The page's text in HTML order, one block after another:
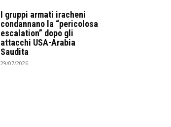
I gruppi armati iracheni
condannano la “pericolosa
escalation” dopo gli
attacchi USA-Arabia
Saudita
29/07/2026